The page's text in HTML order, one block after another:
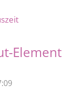
Element